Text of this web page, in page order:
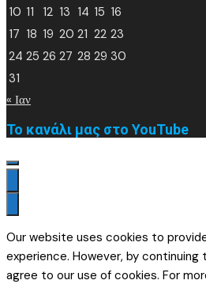
10 11 12 13 14 15 16
17 18 19 20 21 22 23
24 25 26 27 28 29 30
31
« Ιαν
Το κανάλι μας στο YouTube
Our website uses cookies to
experience. However, by continuing
agree to our use of cookies. For